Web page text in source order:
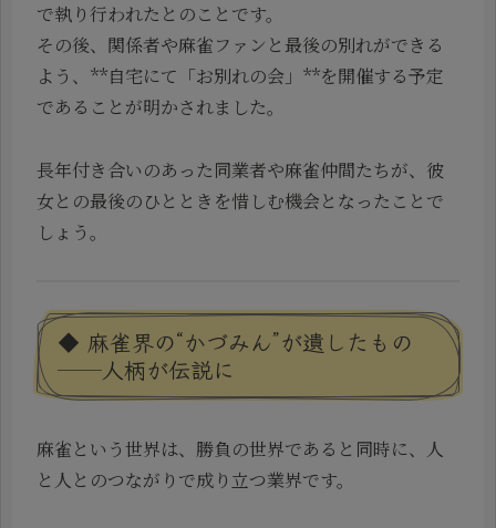
で執り行われたとのことです。
その後、関係者や麻雀ファンと最後の別れができる
よう、**自宅にて「お別れの会」**を開催する予定
であることが明かされました。
長年付き合いのあった同業者や麻雀仲間たちが、彼
女との最後のひとときを惜しむ機会となったことで
しょう。
◆ 麻雀界の“かづみん”が遺したもの
──人柄が伝説に
麻雀という世界は、勝負の世界であると同時に、人
と人とのつながりで成り立つ業界です。